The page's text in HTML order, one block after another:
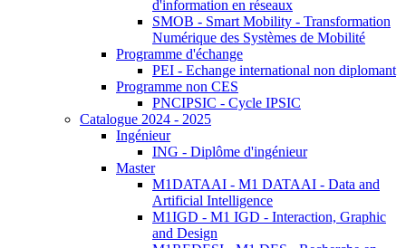
d'information en réseaux
SMOB - Smart Mobility - Transformation
Numérique des Systèmes de Mobilité
Programme d'échange
PEI - Echange international non diplomant
Programme non CES
PNCIPSIC - Cycle IPSIC
Catalogue 2024 - 2025
Ingénieur
ING - Diplôme d'ingénieur
Master
M1DATAAI - M1 DATAAI - Data and
Artificial Intelligence
M1IGD - M1 IGD - Interaction, Graphic
and Design